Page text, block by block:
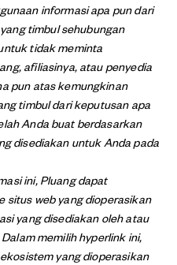
informasi apa pun dari
timbul sehubungan
tidak meminta
afiliasinya, atau penyedia
pun atas kemungkinan
timbul dari keputusan apa
Anda buat berdasarkan
disediakan untuk Anda pada
ini, Pluang dapat
situs web yang dioperasikan
yang disediakan oleh atau
memilih hyperlink ini,
yang dioperasikan